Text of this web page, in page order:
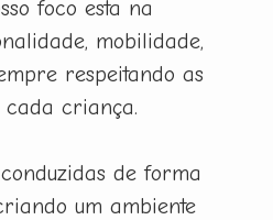
foco esta na
mobilidade,
respeitando as
criança.
de forma
um ambiente